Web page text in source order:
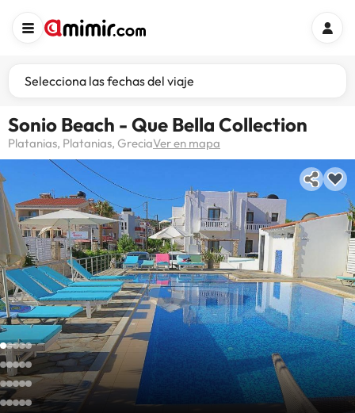
Selecciona las fechas del viaje
Sonio Beach - Que Bella Collection
Platanias, Platanias, GreciaVer en mapa